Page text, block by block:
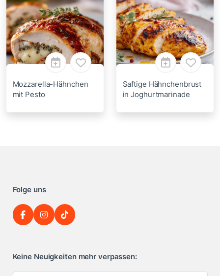
Mozzarella-Hähnchen
mit Pesto
Saftige Hähnchenbrust
in Joghurtmarinade
Folge uns
Keine Neuigkeiten mehr verpassen: